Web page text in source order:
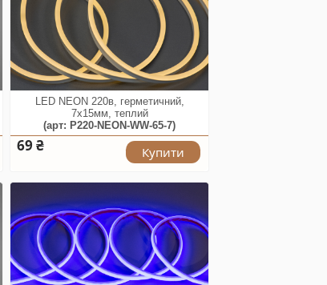
LED NEON 220в, герметичний,
7x15мм, теплий
(арт: P220-NEON-WW-65-7)
69 ₴ Купити